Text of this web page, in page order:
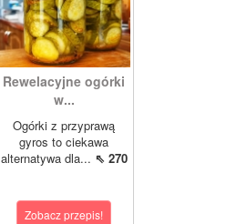
Rewelacyjne ogórki
w...
Ogórki z przyprawą
gyros to ciekawa
alternatywa dla... ⇖ 270
Zobacz przepis!